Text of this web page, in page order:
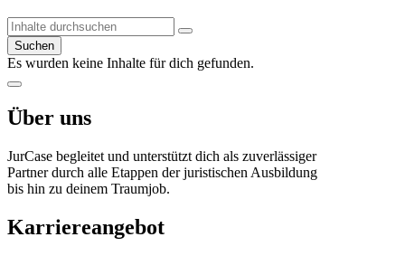
Suchen
Es wurden keine Inhalte für dich gefunden.
Über uns
JurCase begleitet und unterstützt dich als zuverlässiger
Partner durch alle Etappen der juristischen Ausbildung
bis hin zu deinem Traumjob.
Karriereangebot